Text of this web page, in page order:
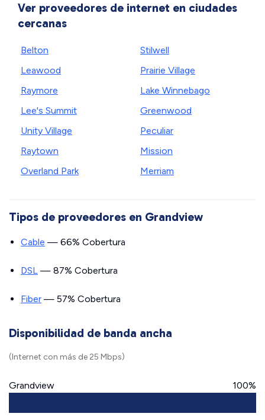
Ver proveedores de internet en ciudades
cercanas
Belton
Leawood
Raymore
Lee's Summit
Unity Village
Raytown
Overland Park
Stilwell
Prairie Village
Lake Winnebago
Greenwood
Peculiar
Mission
Merriam
Tipos de proveedores en Grandview
Cable — 66% Cobertura
DSL — 87% Cobertura
Fiber — 57% Cobertura
Disponibilidad de banda ancha
(Internet con más de 25 Mbps)
Grandview 100%